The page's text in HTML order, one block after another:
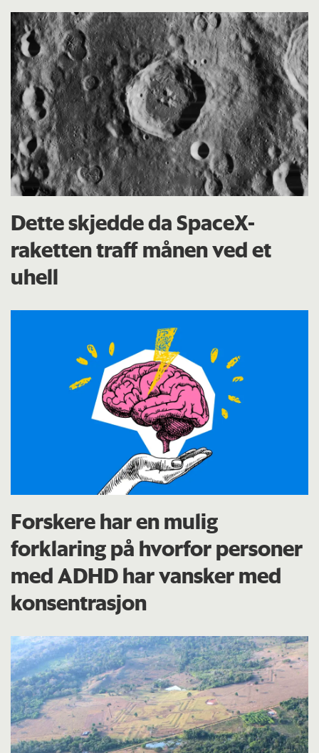
Dette skjedde da SpaceX-
raketten traff månen ved et
uhell
Forskere har en mulig
forklaring på hvorfor personer
med ADHD har vansker med
konsentrasjon